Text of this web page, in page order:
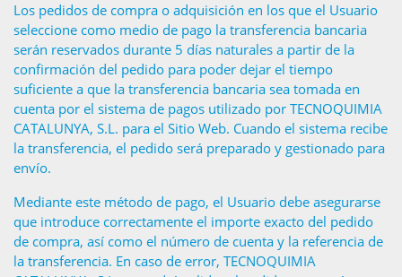
Los pedidos de compra o adquisición en los que el Usuario
seleccione como medio de pago la transferencia bancaria
serán reservados durante 5 días naturales a partir de la
confirmación del pedido para poder dejar el tiempo
suficiente a que la transferencia bancaria sea tomada en
cuenta por el sistema de pagos utilizado por TECNOQUIMIA
CATALUNYA, S.L. para el Sitio Web. Cuando el sistema recibe
la transferencia, el pedido será preparado y gestionado para
envío.
Mediante este método de pago, el Usuario debe asegurarse
que introduce correctamente el importe exacto del pedido
de compra, así como el número de cuenta y la referencia de
la transferencia. En caso de error, TECNOQUIMIA